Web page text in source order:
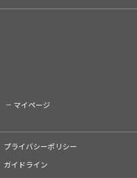
マイページ
プライバシーポリシー
ガイドライン